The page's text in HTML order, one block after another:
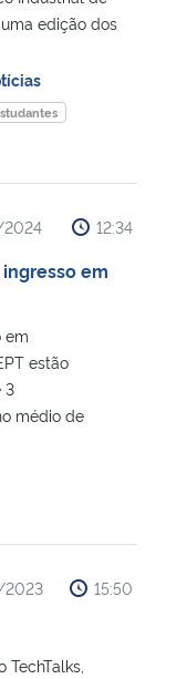
edição dos
2024 12:34
em
em
estão
3
médio de
15:50